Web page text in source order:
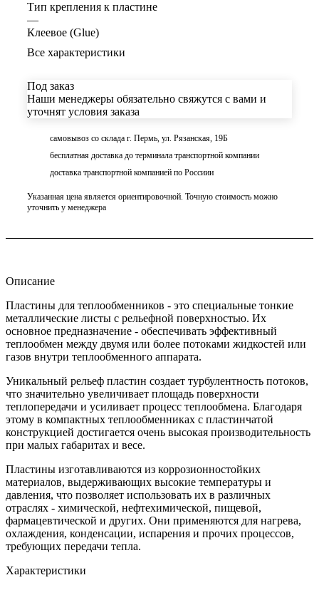
Тип крепления к пластине
—
Клеевое (Glue)
Все характеристики
Под заказ
Наши менеджеры обязательно свяжутся с вами и
уточнят условия заказа
самовывоз со склада г. Пермь, ул. Рязанская, 19Б
бесплатная доставка до терминала транспортной компании
доставка транспортной компанией по Россиии
Указанная цена является ориентировочной. Точную стоимость можно
уточнить у менеджера
Описание
Пластины для теплообменников - это специальные тонкие
металлические листы с рельефной поверхностью. Их
основное предназначение - обеспечивать эффективный
теплообмен между двумя или более потоками жидкостей или
газов внутри теплообменного аппарата.
Уникальный рельеф пластин создает турбулентность потоков,
что значительно увеличивает площадь поверхности
теплопередачи и усиливает процесс теплообмена. Благодаря
этому в компактных теплообменниках с пластинчатой
конструкцией достигается очень высокая производительность
при малых габаритах и весе.
Пластины изготавливаются из коррозионностойких
материалов, выдерживающих высокие температуры и
давления, что позволяет использовать их в различных
отраслях - химической, нефтехимической, пищевой,
фармацевтической и других. Они применяются для нагрева,
охлаждения, конденсации, испарения и прочих процессов,
требующих передачи тепла.
Характеристики